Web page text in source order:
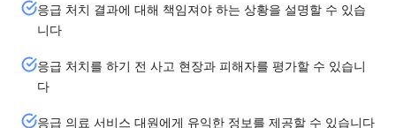
응급 처치 결과에 대해 책임져야 하는 상황을 설명할 수 있습
니다
응급 처치를 하기 전 사고 현장과 피해자를 평가할 수 있습니
다
응급 의료 서비스 대원에게 유익한 정보를 제공할 수 있습니다